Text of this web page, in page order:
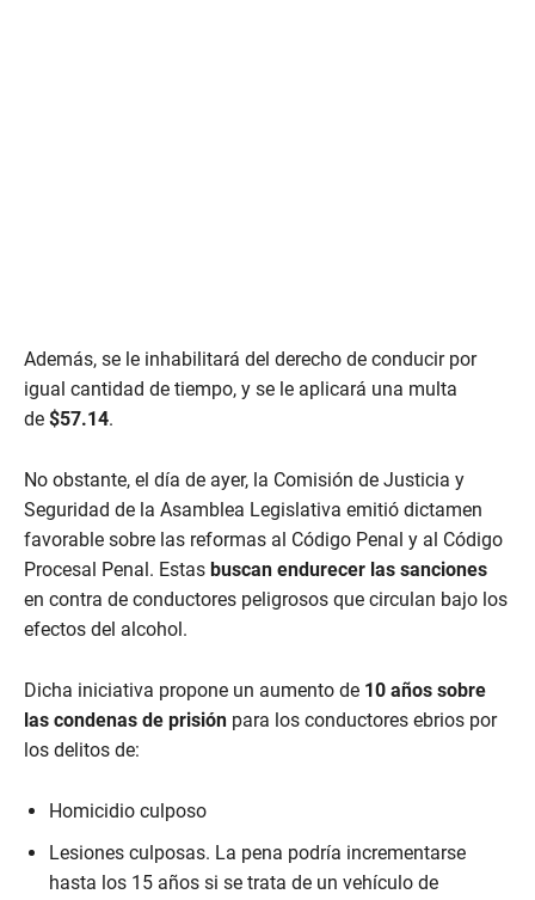
Además, se le inhabilitará del derecho de conducir por
igual cantidad de tiempo, y se le aplicará una multa
de $57.14.
No obstante, el día de ayer, la Comisión de Justicia y
Seguridad de la Asamblea Legislativa emitió dictamen
favorable sobre las reformas al Código Penal y al Código
Procesal Penal. Estas buscan endurecer las sanciones
en contra de conductores peligrosos que circulan bajo los
efectos del alcohol.
Dicha iniciativa propone un aumento de 10 años sobre
las condenas de prisión para los conductores ebrios por
los delitos de:
Homicidio culposo
Lesiones culposas. La pena podría incrementarse
hasta los 15 años si se trata de un vehículo de